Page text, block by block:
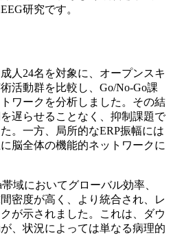
研究です。
人24名を対象に、オープンスキ
活動群を比較し、Go/No-Go課
ワークを分析しました。その結
遅らせることなく、抑制課題で
。一方、局所的なERP振幅には
脳全体の機能的ネットワークに
域においてグローバル効率、
密度が高く、より統合され、レ
が示されました。これは、ダウ
、状況によっては単なる病理的